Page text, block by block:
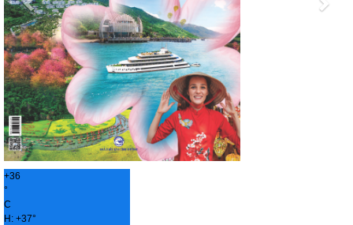
+36
°
C
H: +37°